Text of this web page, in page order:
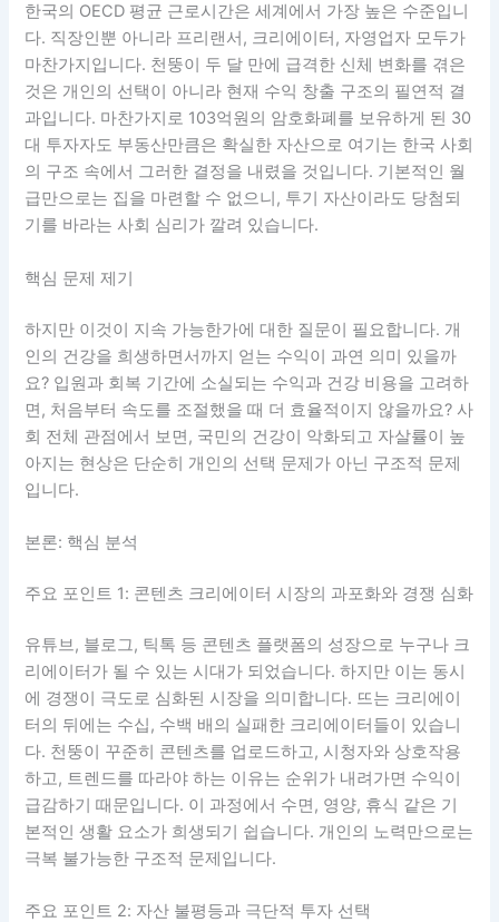
한국의 OECD 평균 근로시간은 세계에서 가장 높은 수준입니
다. 직장인뿐 아니라 프리랜서, 크리에이터, 자영업자 모두가
마찬가지입니다. 천뚱이 두 달 만에 급격한 신체 변화를 겪은
것은 개인의 선택이 아니라 현재 수익 창출 구조의 필연적 결
과입니다. 마찬가지로 103억원의 암호화폐를 보유하게 된 30
대 투자자도 부동산만큼은 확실한 자산으로 여기는 한국 사회
의 구조 속에서 그러한 결정을 내렸을 것입니다. 기본적인 월
급만으로는 집을 마련할 수 없으니, 투기 자산이라도 당첨되
기를 바라는 사회 심리가 깔려 있습니다.
핵심 문제 제기
하지만 이것이 지속 가능한가에 대한 질문이 필요합니다. 개
인의 건강을 희생하면서까지 얻는 수익이 과연 의미 있을까
요? 입원과 회복 기간에 소실되는 수익과 건강 비용을 고려하
면, 처음부터 속도를 조절했을 때 더 효율적이지 않을까요? 사
회 전체 관점에서 보면, 국민의 건강이 악화되고 자살률이 높
아지는 현상은 단순히 개인의 선택 문제가 아닌 구조적 문제
입니다.
본론: 핵심 분석
주요 포인트 1: 콘텐츠 크리에이터 시장의 과포화와 경쟁 심화
유튜브, 블로그, 틱톡 등 콘텐츠 플랫폼의 성장으로 누구나 크
리에이터가 될 수 있는 시대가 되었습니다. 하지만 이는 동시
에 경쟁이 극도로 심화된 시장을 의미합니다. 뜨는 크리에이
터의 뒤에는 수십, 수백 배의 실패한 크리에이터들이 있습니
다. 천뚱이 꾸준히 콘텐츠를 업로드하고, 시청자와 상호작용
하고, 트렌드를 따라야 하는 이유는 순위가 내려가면 수익이
급감하기 때문입니다. 이 과정에서 수면, 영양, 휴식 같은 기
본적인 생활 요소가 희생되기 쉽습니다. 개인의 노력만으로는
극복 불가능한 구조적 문제입니다.
주요 포인트 2: 자산 불평등과 극단적 투자 선택